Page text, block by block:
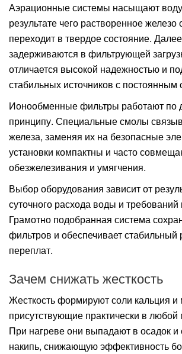
Аэрационные системы насыщают
результате чего растворенное железо
переходит в твердое состояние.
задерживаются в фильтрующей
отличается высокой надежностью и
стабильных источников с постоянным
Ионообменные фильтры работают по
принципу. Специальные смолы
железа, заменяя их на безопасные
установки компактны и часто
обезжелезивания и умягчения.
Выбор оборудования зависит от
суточного расхода воды и
Грамотно подобранная система
фильтров и обеспечивает стабильный
переплат.
Зачем снижать жесткость
Жесткость формируют соли кальция и
присутствующие практически в
При нагреве они выпадают в осадок и
накипь, снижающую эффективность